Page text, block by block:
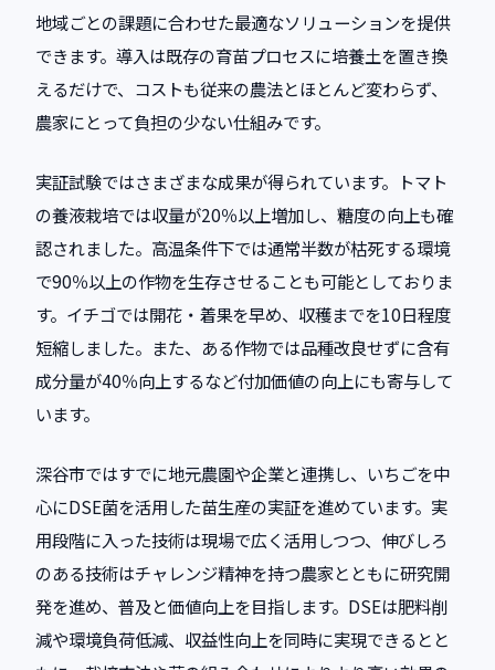
地域ごとの課題に合わせた最適なソリューションを提供
できます。導入は既存の育苗プロセスに培養土を置き換
えるだけで、コストも従来の農法とほとんど変わらず、
農家にとって負担の少ない仕組みです。
実証試験ではさまざまな成果が得られています。トマト
の養液栽培では収量が20％以上増加し、糖度の向上も確
認されました。高温条件下では通常半数が枯死する環境
で90％以上の作物を生存させることも可能としておりま
す。イチゴでは開花・着果を早め、収穫までを10日程度
短縮しました。また、ある作物では品種改良せずに含有
成分量が40％向上するなど付加価値の向上にも寄与して
います。
深谷市ではすでに地元農園や企業と連携し、いちごを中
心にDSE菌を活用した苗生産の実証を進めています。実
用段階に入った技術は現場で広く活用しつつ、伸びしろ
のある技術はチャレンジ精神を持つ農家とともに研究開
発を進め、普及と価値向上を目指します。DSEは肥料削
減や環境負荷低減、収益性向上を同時に実現できるとと